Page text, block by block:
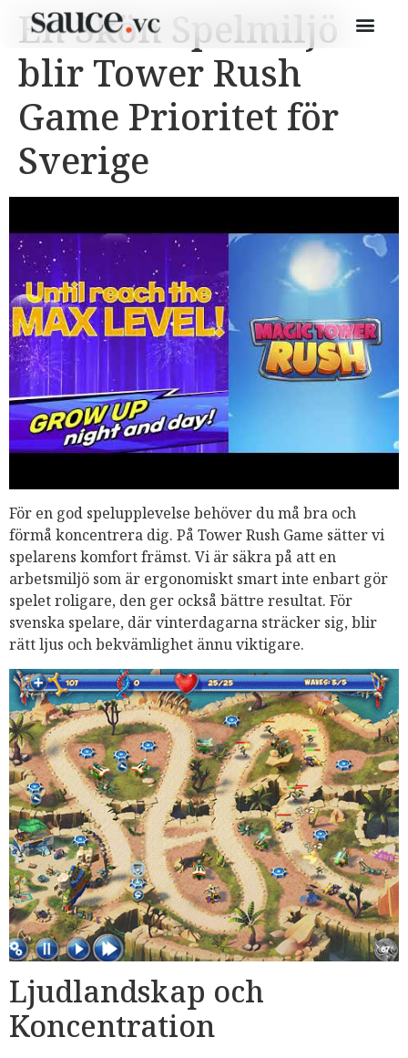
En Skön Spelmiljö
blir Tower Rush
Game Prioritet för
Sverige
För en god spelupplevelse behöver du må bra och
förmå koncentrera dig. På Tower Rush Game sätter vi
spelarens komfort främst. Vi är säkra på att en
arbetsmiljö som är ergonomiskt smart inte enbart gör
spelet roligare, den ger också bättre resultat. För
svenska spelare, där vinterdagarna sträcker sig, blir
rätt ljus och bekvämlighet ännu viktigare.
Ljudlandskap och
Koncentration